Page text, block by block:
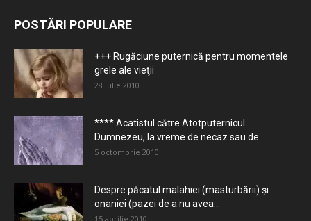
POSTĂRI POPULARE
+++ Rugăciune puternică pentru momentele
grele ale vieţii
28 iulie 2010
**** Acatistul către Atotputernicul
Dumnezeu, la vreme de necaz sau de...
5 octombrie 2010
Despre păcatul malahiei (masturbării) şi
onaniei (pazei de a nu avea...
15 aprilie 2010